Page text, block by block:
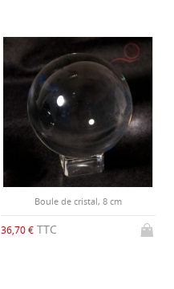
Boule de cristal, 8 cm
36,70 € TTC